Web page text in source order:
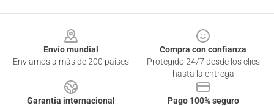
Envío mundial
Enviamos a más de 200 países
Compra con confianza
Protegido 24/7 desde los clics
hasta la entrega
Garantía internacional
Pago 100% seguro